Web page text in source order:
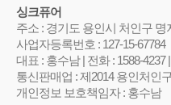
싱크퓨어
주소 : 경기도 용인시 처인구 명
사업자등록번호 : 127-15-67784
대표 : 홍수남 | 전화 : 1588-4237
통신판매업 : 제2014 용인처인
개인정보 보호책임자 : 홍수남